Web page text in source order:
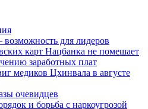
возможность для лидеров
карт Нацбанка не помешает
заработных плат
медиков Цхинвала в августе
очевидцев
и борьба с наркоугрозой